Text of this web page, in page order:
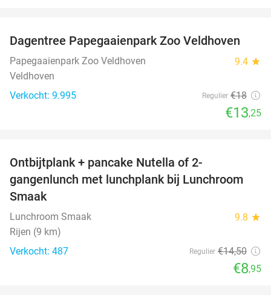
26%
Dagentree Papegaaienpark Zoo Veldhoven
Papegaaienpark Zoo Veldhoven 9.4 star
Veldhoven
Verkocht: 9.995
Regulier €18
€13,25
Ontbijtplank + pancake Nutella of 2-
gangenlunch met lunchplank bij Lunchroom
Smaak
Lunchroom Smaak 9.8 star
Rijen (9 km)
Verkocht: 487
Regulier €14,50
€8,95